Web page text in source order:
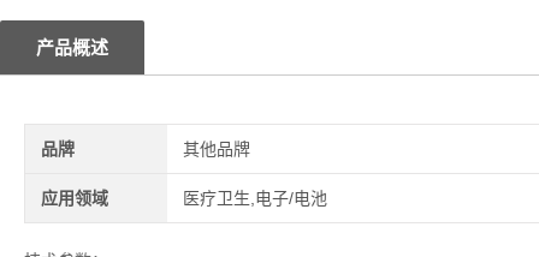
产品概述
品牌 其他品牌
应用领域 医疗卫生,电子/电池